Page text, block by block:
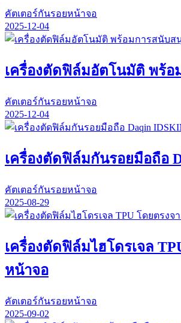
คัตเตอร์กันรอยหน้าจอ
2025-12-04
เครื่องตัดฟิล์มอัตโนมัติ พร้อ
คัตเตอร์กันรอยหน้าจอ
2025-12-04
เครื่องตัดฟิล์มกันรอยมือถือ
คัตเตอร์กันรอยหน้าจอ
2025-08-29
เครื่องตัดฟิล์มไฮโดรเจล
หน้าจอ
คัตเตอร์กันรอยหน้าจอ
2025-09-02